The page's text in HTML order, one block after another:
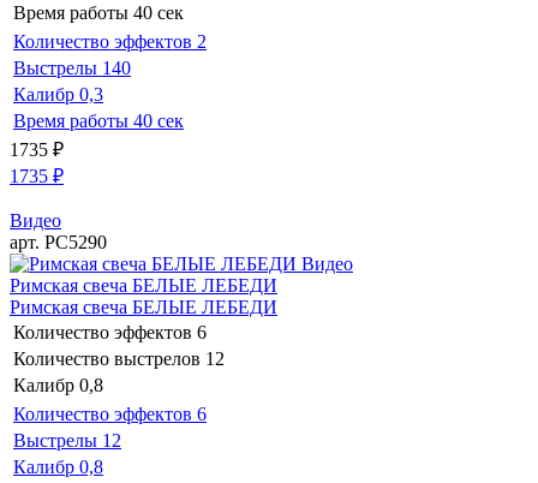
Время работы 40 сек
Количество эффектов 2
Выстрелы 140
Калибр 0,3
Время работы 40 сек
1735 ₽
1735 ₽
Видео
арт. РС5290
Видео
Римская свеча БЕЛЫЕ ЛЕБЕДИ
Римская свеча БЕЛЫЕ ЛЕБЕДИ
Количество эффектов 6
Количество выстрелов 12
Калибр 0,8
Количество эффектов 6
Выстрелы 12
Калибр 0,8